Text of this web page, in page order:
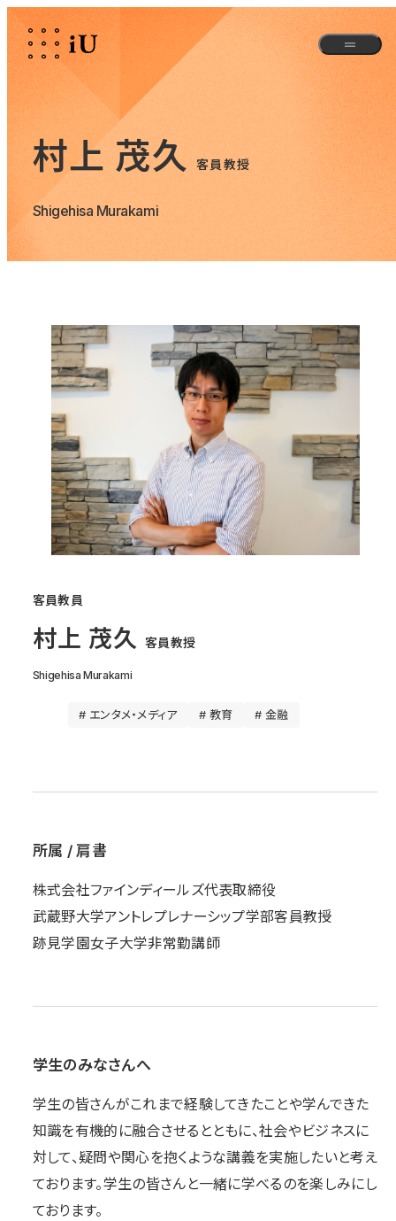
村上 茂久 客員教授
Shigehisa Murakami
客員教員
村上 茂久 客員教授
Shigehisa Murakami
# エンタメ・メディア # 教育 # 金融
所属 / 肩書
株式会社ファインディールズ代表取締役
武蔵野大学アントレプレナーシップ学部客員教授
跡見学園女子大学非常勤講師
学生のみなさんへ
学生の皆さんがこれまで経験してきたことや学んできた
知識を有機的に融合させるとともに、社会やビジネスに
対して、疑問や関心を抱くような講義を実施したいと考え
ております。学生の皆さんと一緒に学べるのを楽しみにし
ております。